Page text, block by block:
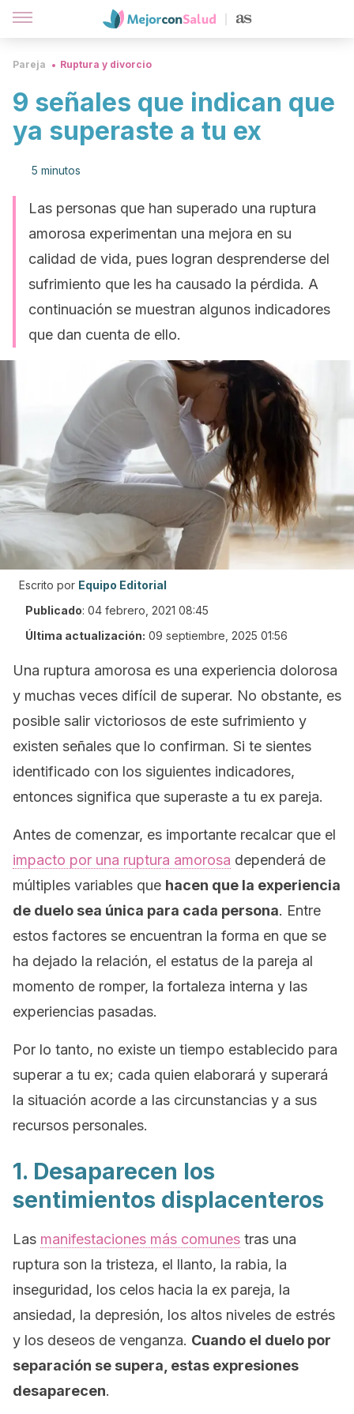
Pareja Ruptura y divorcio
9 señales que indican que
ya superaste a tu ex
5 minutos
Las personas que han superado una ruptura
amorosa experimentan una mejora en su
calidad de vida, pues logran desprenderse del
sufrimiento que les ha causado la pérdida. A
continuación se muestran algunos indicadores
que dan cuenta de ello.
Escrito por Equipo Editorial
Publicado: 04 febrero, 2021 08:45
Última actualización: 09 septiembre, 2025 01:56
Una ruptura amorosa es una experiencia dolorosa
y muchas veces difícil de superar. No obstante, es
posible salir victoriosos de este sufrimiento y
existen señales que lo confirman. Si te sientes
identificado con los siguientes indicadores,
entonces significa que superaste a tu ex pareja.
Antes de comenzar, es importante recalcar que el
impacto por una ruptura amorosa dependerá de
múltiples variables que hacen que la experiencia
de duelo sea única para cada persona. Entre
estos factores se encuentran la forma en que se
ha dejado la relación, el estatus de la pareja al
momento de romper, la fortaleza interna y las
experiencias pasadas.
Por lo tanto, no existe un tiempo establecido para
superar a tu ex; cada quien elaborará y superará
la situación acorde a las circunstancias y a sus
recursos personales.
1. Desaparecen los
sentimientos displacenteros
Las manifestaciones más comunes tras una
ruptura son la tristeza, el llanto, la rabia, la
inseguridad, los celos hacia la ex pareja, la
ansiedad, la depresión, los altos niveles de estrés
y los deseos de venganza. Cuando el duelo por
separación se supera, estas expresiones
desaparecen.